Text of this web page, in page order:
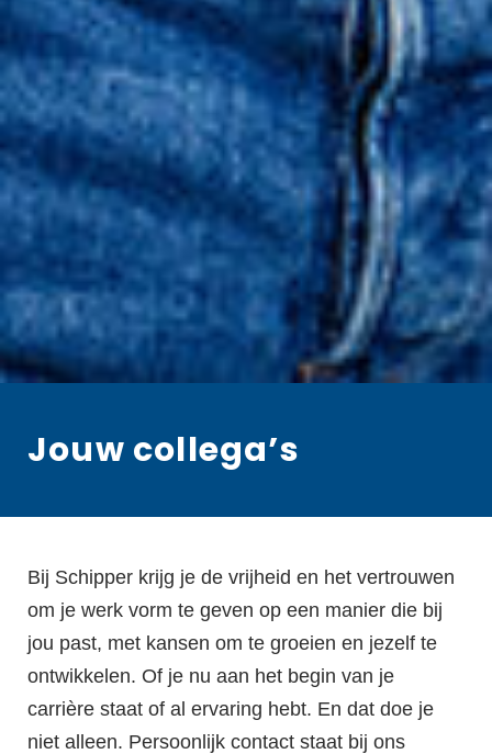
Jouw collega’s
Bij Schipper krijg je de vrijheid en het vertrouwen
om je werk vorm te geven op een manier die bij
jou past, met kansen om te groeien en jezelf te
ontwikkelen. Of je nu aan het begin van je
carrière staat of al ervaring hebt. En dat doe je
niet alleen. Persoonlijk contact staat bij ons